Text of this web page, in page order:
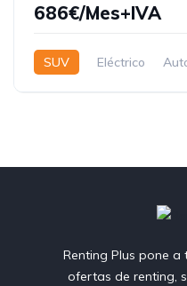
686€/Mes+IVA
SUV Eléctrico
Renting Plus pone a
ofertas de renting,